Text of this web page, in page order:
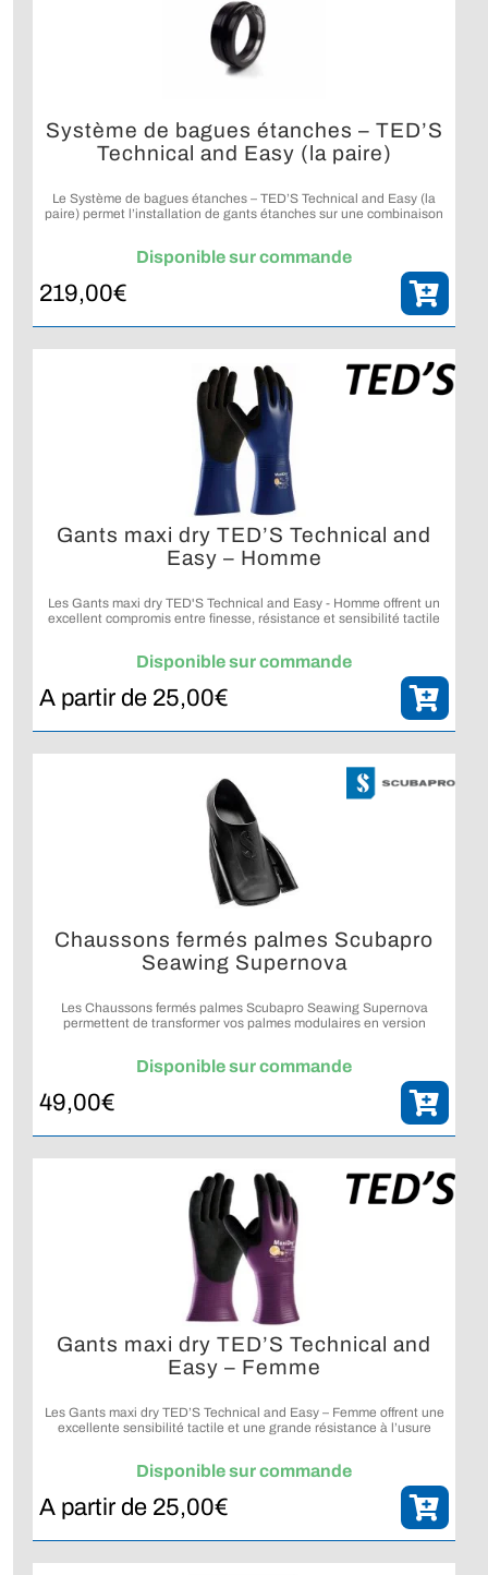
Système de bagues étanches – TED’S
Technical and Easy (la paire)
Le Système de bagues étanches – TED’S Technical and Easy (la
paire) permet l’installation de gants étanches sur une combinaison
Disponible sur commande
219,00€
Gants maxi dry TED’S Technical and
Easy – Homme
Les Gants maxi dry TED'S Technical and Easy - Homme offrent un
excellent compromis entre finesse, résistance et sensibilité tactile
Disponible sur commande
A partir de 25,00€
Chaussons fermés palmes Scubapro
Seawing Supernova
Les Chaussons fermés palmes Scubapro Seawing Supernova
permettent de transformer vos palmes modulaires en version
Disponible sur commande
49,00€
Gants maxi dry TED’S Technical and
Easy – Femme
Les Gants maxi dry TED’S Technical and Easy – Femme offrent une
excellente sensibilité tactile et une grande résistance à l’usure
Disponible sur commande
A partir de 25,00€